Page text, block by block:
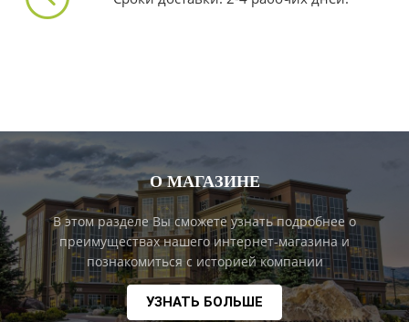
О МАГАЗИНЕ
В этом разделе Вы сможете узнать подробнее о
преимуществах нашего интернет-магазина и
познакомиться с историей компании
УЗНАТЬ БОЛЬШЕ